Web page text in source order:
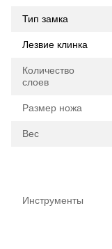
Тип замка
Лезвие клинка
Количество
слоев
Размер ножа
Вес
Инструменты